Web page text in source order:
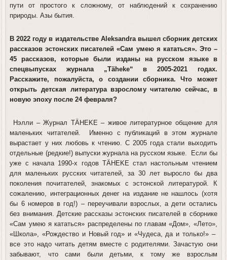
пути от простого к сложному, от наблюдений к сохранению
природы. Азы бытия.
В 2022 году в издательстве Aleksandraвышел сборник детских
рассказов эстонских писателей «Сам умею я кататься». Это –
45 рассказов, которые были изданы на русском языке в
спецвыпусках журнала „Täheke“ в 2005-2021 годах.
Расскажите, пожалуйста, о создании сборника. Что может
открыть детская литература взрослому читателю сейчас, в
новую эпоху после 24 февраля?
Нэлли – Журнал ТÄHEKE – живое литературное общение для
маленьких читателей. Именно с публикаций в этом журнале
вырастает у них любовь к чтению. С 2005 года стали выходить
отдельные (редкие!) выпуски журнала на русском языке. Если бы
уже с начала 1990-х годов ТÄHEKE стал настольным чтением
для маленьких русских читателей, за 30 лет выросло бы два
поколения почитателей, знакомых с эстонской литературой. К
сожалению, интеграционных денег на издание не нашлось (хотя
бы 6 номеров в год!) – переучивали взрослых, а дети остались
без внимания. Детские рассказы эстонских писателей в сборнике
«Сам умею я кататься» распределены по главам «Дом», «Лето»,
«Школа», «Рождество и Новый год» и «Чудеса, да и только!» –
все это надо читать детям вместе с родителями. Зачастую они
забывают, что сами были детьми, к тому же взрослым